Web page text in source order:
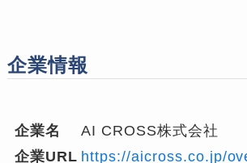
企業情報
企業名
AI CROSS株式会社
企業URL https://aicross.co.jp/